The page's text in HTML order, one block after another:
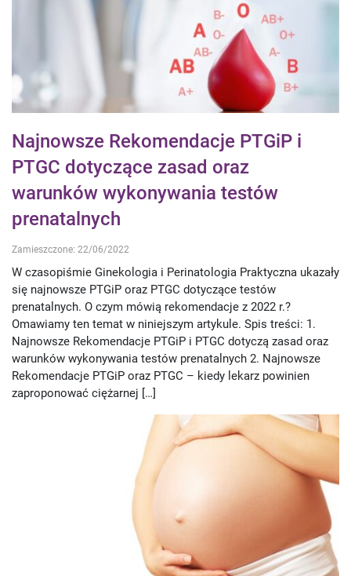
Najnowsze Rekomendacje PTGiP i
PTGC dotyczące zasad oraz
warunków wykonywania testów
prenatalnych
Zamieszczone: 22/06/2022
W czasopiśmie Ginekologia i Perinatologia Praktyczna ukazały
się najnowsze PTGiP oraz PTGC dotyczące testów
prenatalnych. O czym mówią rekomendacje z 2022 r.?
Omawiamy ten temat w niniejszym artykule. Spis treści: 1.
Najnowsze Rekomendacje PTGiP i PTGC dotyczą zasad oraz
warunków wykonywania testów prenatalnych 2. Najnowsze
Rekomendacje PTGiP oraz PTGC – kiedy lekarz powinien
zaproponować ciężarnej […]